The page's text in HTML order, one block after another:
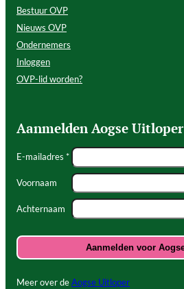
Bestuur OVP
Nieuws OVP
Ondernemers
Inloggen
OVP-lid worden?
Aanmelden Aogse Uitloper
E-mailadres *
Voornaam
Achternaam
Meer over deAogse Uitloper